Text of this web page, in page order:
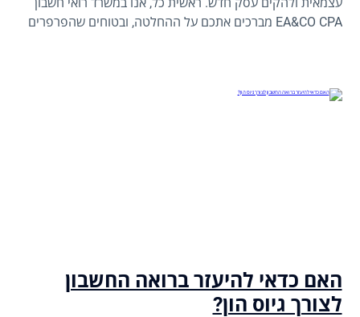
EA&CO CPA מברכים אתכם על ההחלטה, ובטוחים שהפרפרים
האם כדאי להיעזר ברואה החשבון
לצורך גיוס הון?